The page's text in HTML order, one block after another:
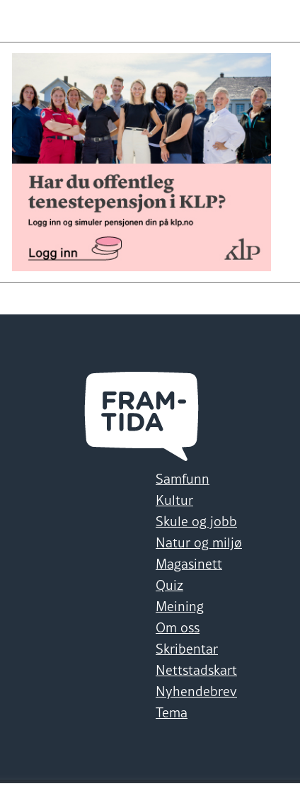
Samfunn
Kultur
Skule og jobb
Natur og miljø
Magasinett
Quiz
Meining
Om oss
Skribentar
Nettstadskart
Nyhendebrev
Tema